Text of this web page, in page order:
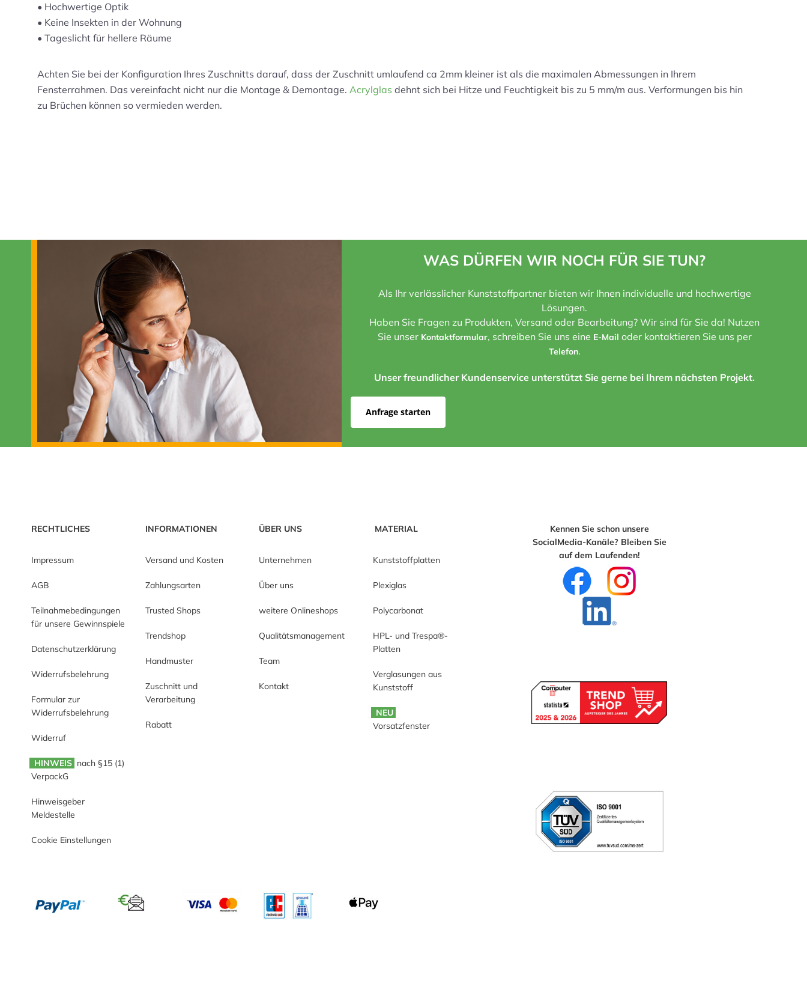
• Hochwertige Optik
• Keine Insekten in der Wohnung
• Tageslicht für hellere Räume
Achten Sie bei der Konfiguration Ihres Zuschnitts darauf, dass der Zuschnitt umlaufend ca 2mm kleiner ist als die maximalen Abmessungen in Ihrem
Fensterrahmen. Das vereinfacht nicht nur die Montage & Demontage. Acrylglas dehnt sich bei Hitze und Feuchtigkeit bis zu 5 mm/m aus. Verformungen bis hin
zu Brüchen können so vermieden werden.
WAS DÜRFEN WIR NOCH FÜR SIE TUN?
Als Ihr verlässlicher Kunststoffpartner bieten wir Ihnen individuelle und hochwertige
Lösungen.
Haben Sie Fragen zu Produkten, Versand oder Bearbeitung? Wir sind für Sie da! Nutzen
Sie unser Kontaktformular, schreiben Sie uns eine E-Mail oder kontaktieren Sie uns per
Telefon.
Unser freundlicher Kundenservice unterstützt Sie gerne bei Ihrem nächsten Projekt.
Anfrage starten
RECHTLICHES
Impressum
AGB
Teilnahmebedingungen
für unsere Gewinnspiele
Datenschutzerklärung
Widerrufsbelehrung
Formular zur
Widerrufsbelehrung
Widerruf
HINWEIS nach §15 (1)
VerpackG
Hinweisgeber
Meldestelle
Cookie Einstellungen
INFORMATIONEN
Versand und Kosten
Zahlungsarten
Trusted Shops
Trendshop
Handmuster
Zuschnitt und
Verarbeitung
Rabatt
ÜBER UNS
Unternehmen
Über uns
weitere Onlineshops
Qualitätsmanagement
Team
Kontakt
MATERIAL
Kunststoffplatten
Plexiglas
Polycarbonat
HPL- und Trespa®-
Platten
Verglasungen aus
Kunststoff
NEU
Vorsatzfenster
Kennen Sie schon unsere
SocialMedia-Kanäle? Bleiben Sie
auf dem Laufenden!